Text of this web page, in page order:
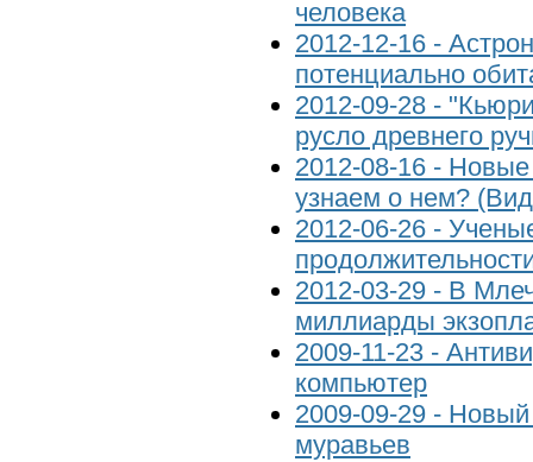
человека
2012-12-16 -
потенциально
2012-09-28 -
русло древнего
2012-08-16 -
узнаем о нем?
2012-06-26 -
2012-03-29 - В
миллиарды
2009-11-23 -
компьютер
2009-09-29 -
муравьев